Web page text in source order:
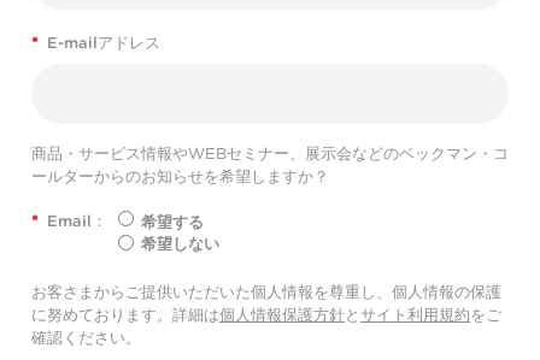
* E-mailアドレス
商品・サービス情報やWEBセミナー、展示会などのベックマン・コ
ールターからのお知らせを希望しますか？
* Email：
希望する
希望しない
お客さまからご提供いただいた個人情報を尊重し、個人情報の保護
に努めております。詳細は個人情報保護方針と サイト利用規約をご
確認ください。